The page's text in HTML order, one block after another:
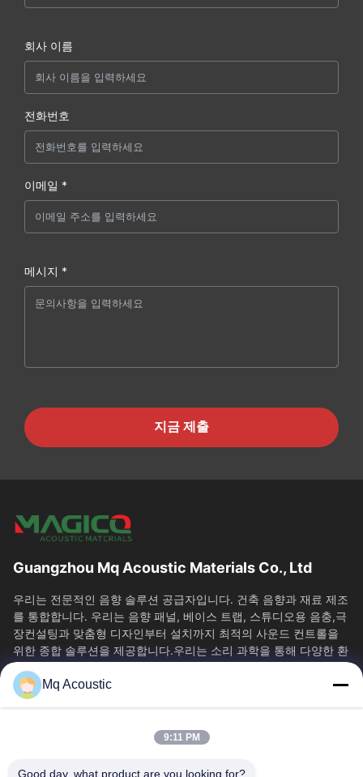
회사 이름
전화번호
이메일 *
메시지 *
지금 제출
Guangzhou Mq Acoustic Materials Co., Ltd
우리는 전문적인 음향 솔루션 공급자입니다. 건축 음향과 재료 제조
를 통합합니다. 우리는 음향 패널, 베이스 트랩, 스튜디오용 음충,극
장컨설팅과 맞춤형 디자인부터 설치까지 최적의 사운드 컨트롤을
위한 종합 솔루션을 제공합니다.우리는 소리 과학을 통해 다양한 환
경에서...
빠른 링크
우리 에 관한 것
공장 투어
품질 관리
Mq Acoustic
9:11 PM
Good day, what product are you looking for?